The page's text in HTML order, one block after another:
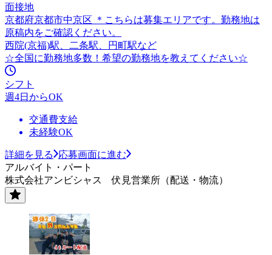
面接地
京都府京都市中京区 ＊こちらは募集エリアです。勤務地は
原稿内をご確認ください。
西院(京福)駅、二条駅、円町駅など
☆全国に勤務地多数！希望の勤務地を教えてください☆
シフト
週4日からOK
交通費支給
未経験OK
詳細を見る
応募画面に進む
アルバイト・パート
株式会社アンビシャス 伏見営業所（配送・物流）